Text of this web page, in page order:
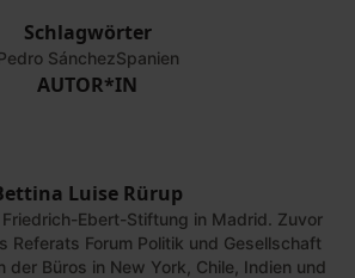
Schlagwörter
SánchezSpanien
AUTOR*IN
Luise Rürup
Ebert-Stiftung in Madrid. Zuvor
Referats Forum Politik und Gesellschaft
der Büros in New York, Chile, Indien und